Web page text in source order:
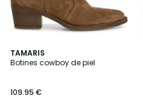
TAMARIS
Botines cowboy de piel
109.95 €
4,7
/ 5
3
Colores